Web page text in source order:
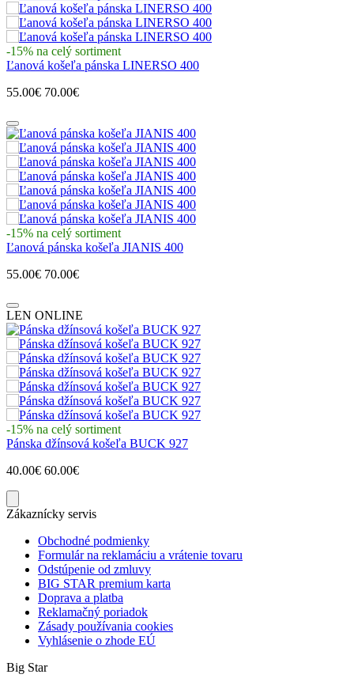
-15% na celý sortiment
Ľanová košeľa pánska LINERSO 400
55.00€ 70.00€
-15% na celý sortiment
Ľanová pánska košeľa JIANIS 400
55.00€ 70.00€
LEN ONLINE
-15% na celý sortiment
Pánska džínsová košeľa BUCK 927
40.00€ 60.00€
Zákaznícky servis
Obchodné podmienky
Formulár na reklamáciu a vrátenie tovaru
Odstúpenie od zmluvy
BIG STAR premium karta
Doprava a platba
Reklamačný poriadok
Zásady používania cookies
Vyhlásenie o zhode EÚ
Big Star